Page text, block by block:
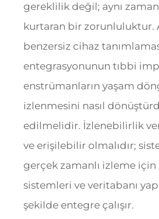
gereklilik değil; aynı
kurtaran bir zorunluluktur.
benzersiz cihaz
entegrasyonunun tıbbi
enstrümanların yaşam
izlenmesini nasıl
edilmelidir. İzlenebilirlik
ve erişilebilir olmalıdır;
gerçek zamanlı izleme için
sistemleri ve veritabanı
şekilde entegre çalışır.